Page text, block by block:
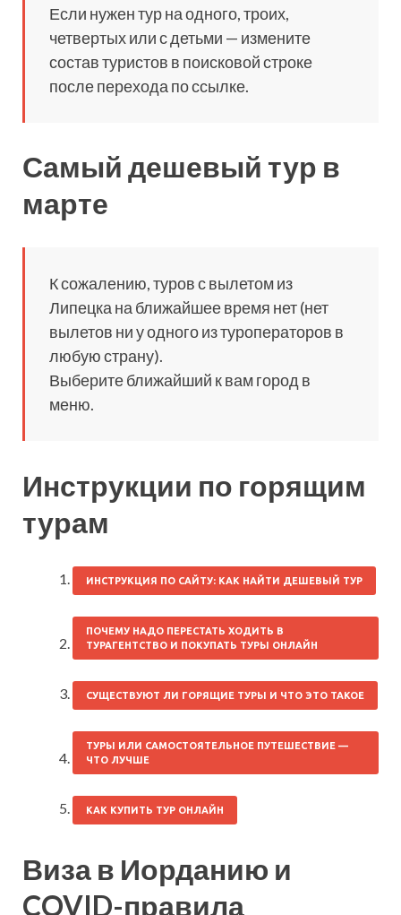
Если нужен тур на одного, троих,
четвертых или с детьми — измените
состав туристов в поисковой строке
после перехода по ссылке.
Самый дешевый тур в
марте
К сожалению, туров с вылетом из
Липецка на ближайшее время нет (нет
вылетов ни у одного из туроператоров в
любую страну).
Выберите ближайший к вам город в
меню.
Инструкции по горящим
турам
ИНСТРУКЦИЯ ПО САЙТУ: КАК НАЙТИ ДЕШЕВЫЙ ТУР
ПОЧЕМУ НАДО ПЕРЕСТАТЬ ХОДИТЬ В
ТУРАГЕНТСТВО И ПОКУПАТЬ ТУРЫ ОНЛАЙН
СУЩЕСТВУЮТ ЛИ ГОРЯЩИЕ ТУРЫ И ЧТО ЭТО ТАКОЕ
ТУРЫ ИЛИ САМОСТОЯТЕЛЬНОЕ ПУТЕШЕСТВИЕ —
ЧТО ЛУЧШЕ
КАК КУПИТЬ ТУР ОНЛАЙН
Виза в Иорданию и
COVID-правила